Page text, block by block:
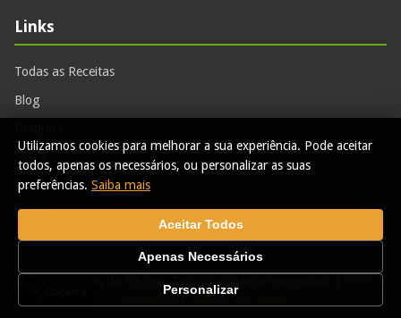
Links
Todas as Receitas
Blog
Contactos
RSS Feed
© 2026 Receitas da Tia Ceu. Todos os direitos reservados. |
Termos
Utilizamos cookies para melhorar a sua experiência. Pode aceitar
todos, apenas os necessários, ou personalizar as suas
preferências. Saiba mais
Aceitar Todos
Apenas Necessários
Personalizar